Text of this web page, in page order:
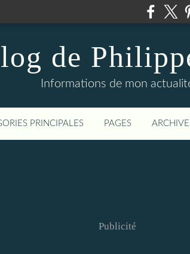
de
Informations de mon
PRINCIPALES PAGES
Publicité